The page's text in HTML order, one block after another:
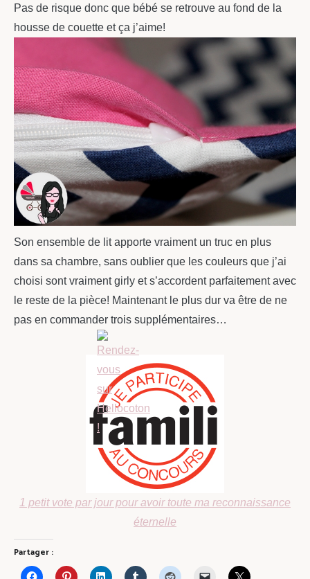
Pas de risque donc que bébé se retrouve au fond de la
housse de couette et ça j’aime!
Son ensemble de lit apporte vraiment un truc en plus
dans sa chambre, sans oublier que les couleurs que j’ai
choisi sont vraiment girly et s’accordent parfaitement avec
le reste de la pièce! Maintenant le plus dur va être de ne
pas en commander trois supplémentaires…
1 petit vote par jour pour avoir toute ma reconnaissance
éternelle
Partager :